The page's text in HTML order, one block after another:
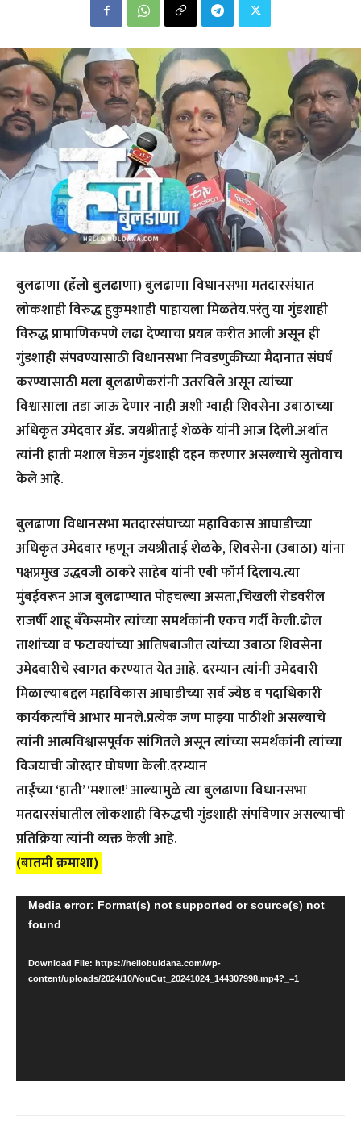
बुलढाणा(हॅलो बुलढाणा)बुलढाणा विधानसभा मतदारसंघात
लोकशाही विरुद्ध हुकुमशाही पाहायला मिळतेय.परंतु या गुंडशाही
विरुद्ध प्रामाणिकपणे लढा देण्याचा प्रयत्न करीत आली असून ही
गुंडशाही संपवण्यासाठी विधानसभा निवडणुकीच्या मैदानात संघर्ष
करण्यासाठी मला बुलढाणेकरांनी उतरविले असून त्यांच्या
विश्वासाला तडा जाऊ देणार नाही अशी ग्वाही शिवसेना उबाठाच्या
अधिकृत उमेदवार ॲड. जयश्रीताई शेळके यांनी आज दिली.अर्थात
त्यांनी हाती मशाल घेऊन गुंडशाही दहन करणार असल्याचे सुतोवाच
केले आहे.
बुलढाणा विधानसभा मतदारसंघाच्या महाविकास आघाडीच्या
अधिकृत उमेदवार म्हणून जयश्रीताई शेळके, शिवसेना (उबाठा) यांना
पक्षप्रमुख उद्धवजी ठाकरे साहेब यांनी एबी फॉर्म दिलाय.त्या
मुंबईवरून आज बुलढाण्यात पोहचल्या असता,चिखली रोडवरील
राजर्षी शाहू बँकेसमोर त्यांच्या समर्थकांनी एकच गर्दी केली.ढोल
ताशांच्या व फटाक्यांच्या आतिषबाजीत त्यांच्या उबाठा शिवसेना
उमेदवारीचे स्वागत करण्यात येत आहे. दरम्यान त्यांनी उमेदवारी
मिळाल्याबद्दल महाविकास आघाडीच्या सर्व ज्येष्ठ व पदाधिकारी
कार्यकर्त्यांचे आभार मानले.प्रत्येक जण माझ्या पाठीशी असल्याचे
त्यांनी आत्मविश्वासपूर्वक सांगितले असून त्यांच्या समर्थकांनी त्यांच्या
विजयाची जोरदार घोषणा केली.दरम्यान
ताईंच्या ‘हाती’ ‘मशाल!’ आल्यामुळे त्या बुलढाणा विधानसभा
मतदारसंघातील लोकशाही विरुद्धची गुंडशाही संपविणार असल्याची
प्रतिक्रिया त्यांनी व्यक्त केली आहे.
(बातमी क्रमाशा)
a
Media error: Format(s) not supported or source(s) not
found
Download File: https://hellobuldana.com/wp-
content/uploads/2024/10/YouCut_20241024_144307998.mp4?_=1